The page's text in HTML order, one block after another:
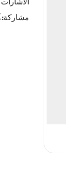
مشاركة: